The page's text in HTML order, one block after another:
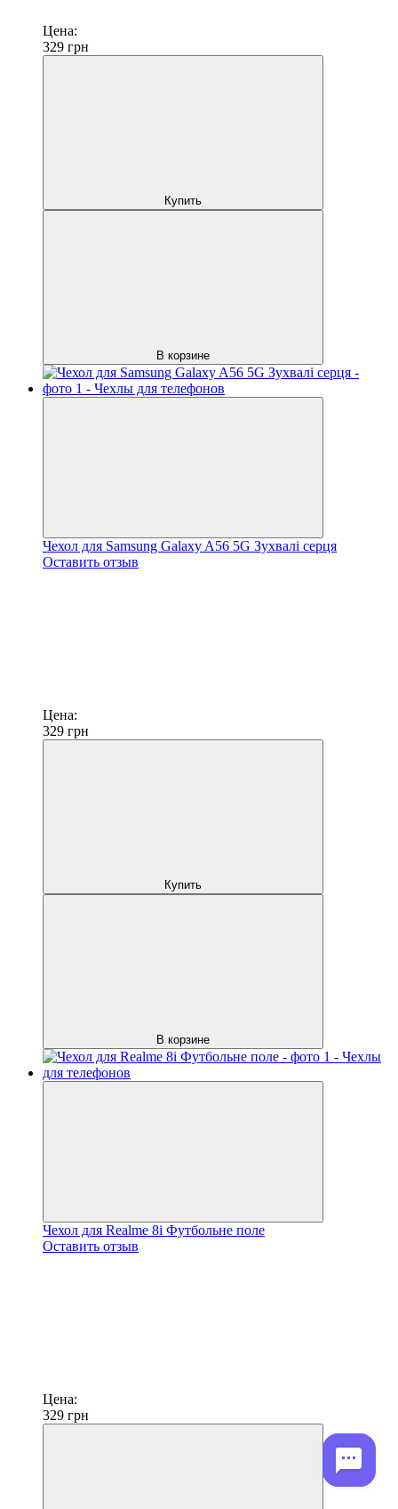
Цена:
329 грн
Купить
В корзине
Чехол для Samsung Galaxy A56 5G Зухвалі серця
Оставить отзыв
Цена:
329 грн
Купить
В корзине
Чехол для Realme 8i Футбольне поле
Оставить отзыв
Цена:
329 грн